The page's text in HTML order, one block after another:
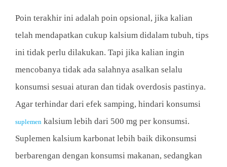
Poin terakhir ini adalah poin opsional, jika kalian
telah mendapatkan cukup kalsium didalam tubuh, tips
ini tidak perlu dilakukan. Tapi jika kalian ingin
mencobanya tidak ada salahnya asalkan selalu
konsumsi sesuai aturan dan tidak overdosis pastinya.
Agar terhindar dari efek samping, hindari konsumsi
suplemen kalsium lebih dari 500 mg per konsumsi.
Suplemen kalsium karbonat lebih baik dikonsumsi
berbarengan dengan konsumsi makanan, sedangkan